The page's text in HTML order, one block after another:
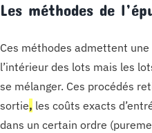
Les méthodes de
Ces méthodes admettent
l’intérieur des lots mais les
se mélanger. Ces procédés
sortie, les coûts exacts
dans un certain ordre